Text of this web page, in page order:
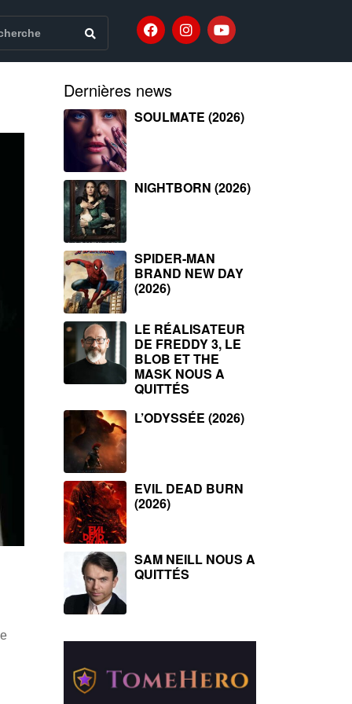
Dernières news
SOULMATE (2026)
NIGHTBORN (2026)
SPIDER-MAN
BRAND NEW DAY
(2026)
LE RÉALISATEUR
DE FREDDY 3, LE
BLOB ET THE
MASK NOUS A
QUITTÉS
L’ODYSSÉE (2026)
EVIL DEAD BURN
(2026)
SAM NEILL NOUS A
QUITTÉS